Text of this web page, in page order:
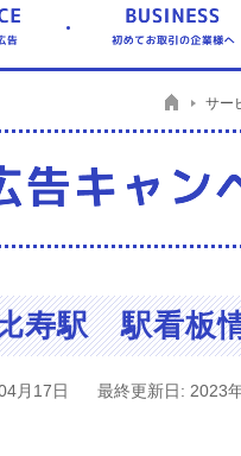
サー
寿駅 駅看板
月17日 最終更新日: 2023